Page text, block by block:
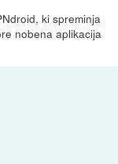
ki spreminja
nobena aplikacija